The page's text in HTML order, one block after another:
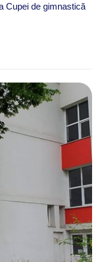
Cupei de gimnastică